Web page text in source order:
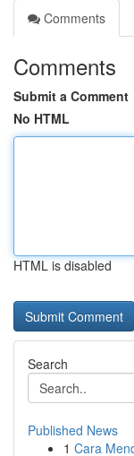
Comments
Comments
Submit a Comment
No HTML
HTML is disabled
Search
Published News
1 Cara